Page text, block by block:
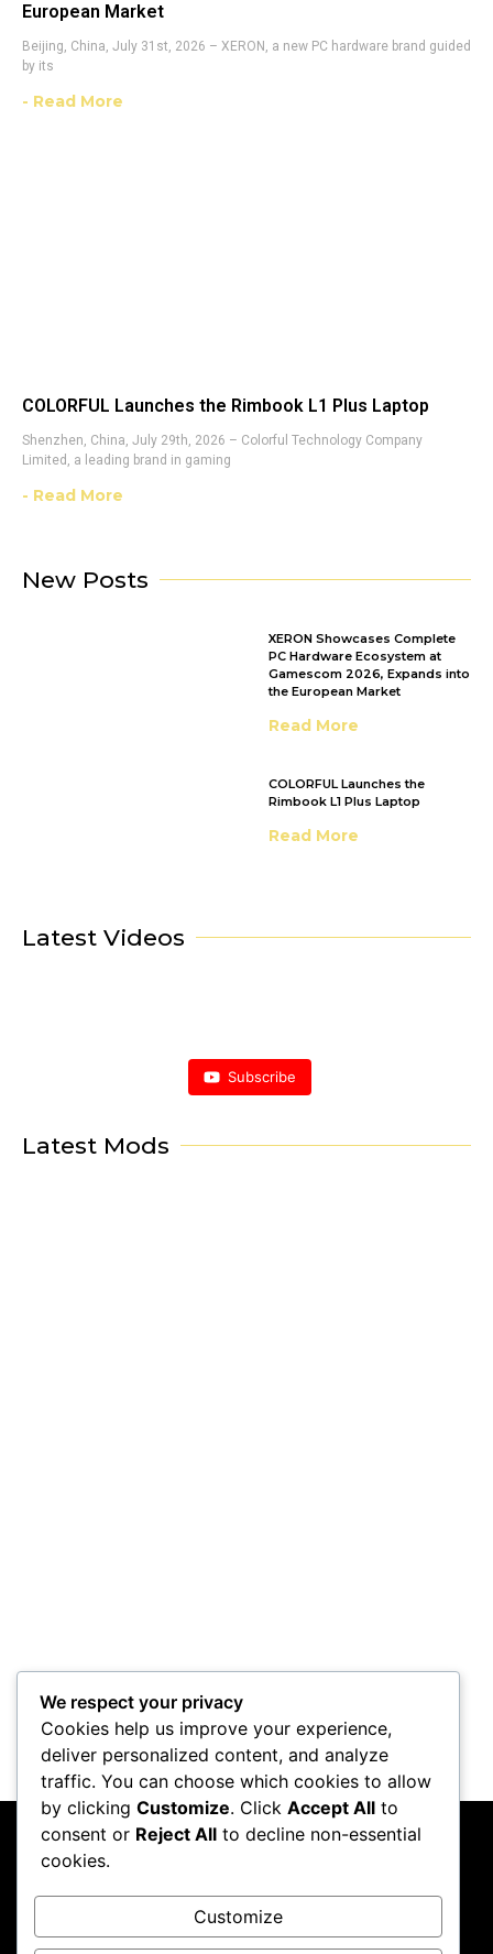
European Market
Beijing, China, July 31st, 2026 – XERON, a new PC hardware brand guided
by its
- Read More
COLORFUL Launches the Rimbook L1 Plus Laptop
Shenzhen, China, July 29th, 2026 – Colorful Technology Company
Limited, a leading brand in gaming
- Read More
New Posts
XERON Showcases Complete
PC Hardware Ecosystem at
Gamescom 2026, Expands into
the European Market
Read More
COLORFUL Launches the
Rimbook L1 Plus Laptop
Read More
Latest Videos
Subscribe
Latest Mods
Follow me on Instagram
We respect your privacy
Cookies help us improve your experience,
deliver personalized content, and analyze
traffic. You can choose which cookies to allow
by clicking Customize. Click Accept All to
consent or Reject All to decline non-essential
cookies.
Customize